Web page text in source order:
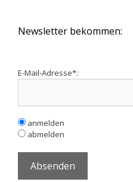
Newsletter bekommen:
E-Mail-Adresse*:
anmelden
abmelden